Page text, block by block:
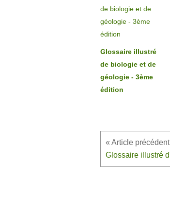
Glossaire illustré
de biologie et de
géologie - 3ème
édition